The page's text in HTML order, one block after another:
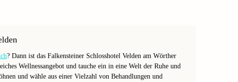
? Dann ist das Falkensteiner Schlosshotel Velden am Wörther
Wellnessangebot und tauche ein in eine Welt der Ruhe und
und wähle aus einer Vielzahl von Behandlungen und